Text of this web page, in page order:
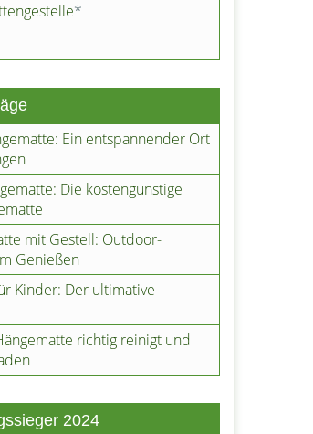
*
Ein entspannender Ort
Die kostengünstige
mit Gestell: Outdoor-
Genießen
Kinder: Der ultimative
richtig reinigt und
2024